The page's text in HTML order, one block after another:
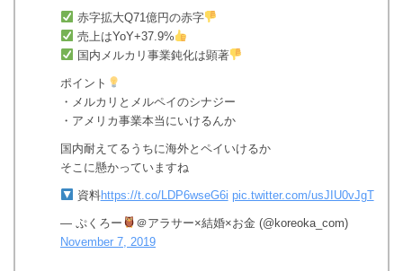
赤字拡大Q71億円の赤字
売上はYoY+37.9%
国内メルカリ事業鈍化は顕著
ポイント
・メルカリとメルペイのシナジー
・アメリカ事業本当にいけるんか
国内耐えてるうちに海外とペイいけるか
そこに懸かっていますね
資料https://t.co/LDP6wseG6i pic.twitter.com/usJIU0vJgT
— ぷくろー
＠アラサー×結婚×お金 (@koreoka_com)
November 7, 2019